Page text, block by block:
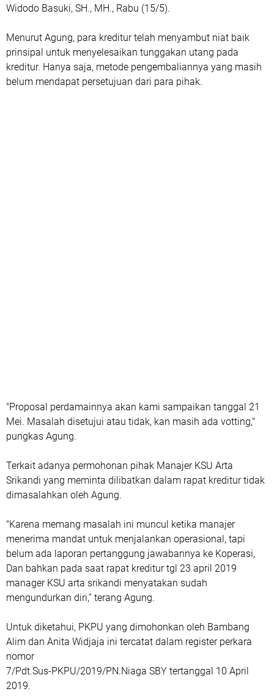
Widodo Basuki, SH., MH., Rabu (15/5).
Menurut Agung, para kreditur telah menyambut niat baik
prinsipal untuk menyelesaikan tunggakan utang pada
kreditur. Hanya saja, metode pengembaliannya yang masih
belum mendapat persetujuan dari para pihak.
"Proposal perdamainnya akan kami sampaikan tanggal 21
Mei. Masalah disetujui atau tidak, kan masih ada votting,"
pungkas Agung.
Terkait adanya permohonan pihak Manajer KSU Arta
Srikandi yang meminta dilibatkan dalam rapat kreditur tidak
dimasalahkan oleh Agung.
"Karena memang masalah ini muncul ketika manajer
menerima mandat untuk menjalankan operasional, tapi
belum ada laporan pertanggung jawabannya ke Koperasi,
Dan bahkan pada saat rapat kreditur tgl 23 april 2019
manager KSU arta srikandi menyatakan sudah
mengundurkan diri,” terang Agung.
Untuk diketahui, PKPU yang dimohonkan oleh Bambang
Alim dan Anita Widjaja ini tercatat dalam register perkara
nomor
7/Pdt.Sus-PKPU/2019/PN.Niaga SBY tertanggal 10 April
2019.